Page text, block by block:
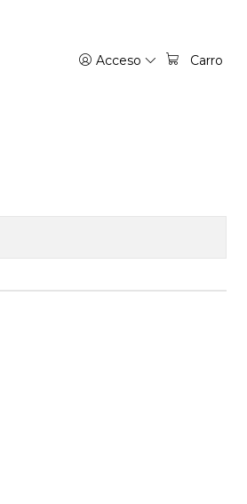
Acceso Carro
ARGENTINA